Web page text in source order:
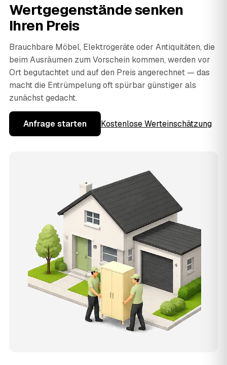
Wertgegenstände senken
Ihren Preis
Brauchbare Möbel, Elektrogeräte oder Antiquitäten, die
beim Ausräumen zum Vorschein kommen, werden vor
Ort begutachtet und auf den Preis angerechnet — das
macht die Entrümpelung oft spürbar günstiger als
zunächst gedacht.
Anfrage starten Kostenlose Werteinschätzung